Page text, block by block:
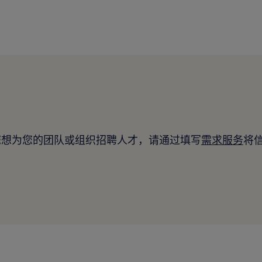
为您的团队或组织招聘人才，请通过填写需求服务将